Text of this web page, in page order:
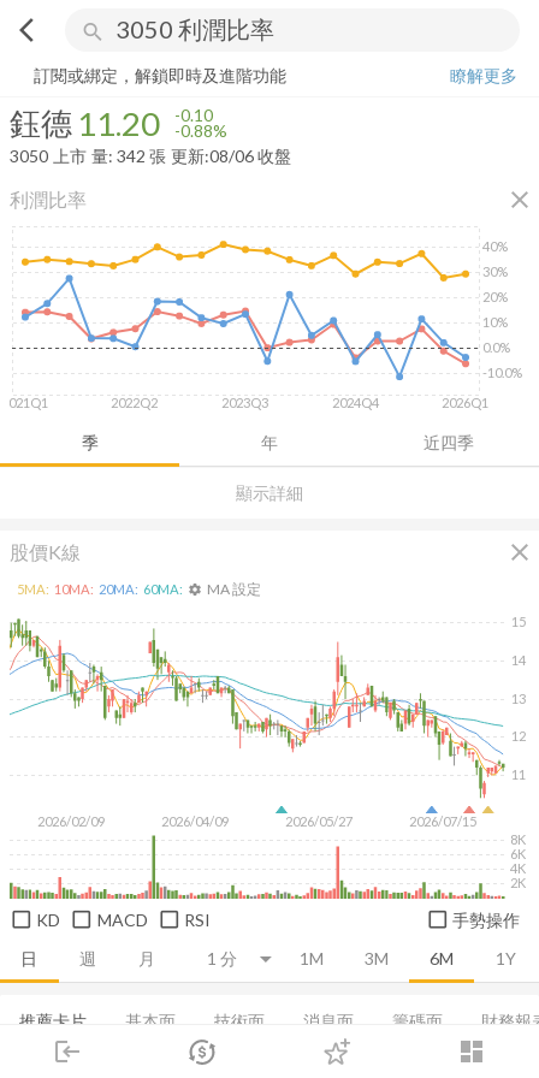
arrow_back_ios search
login dashboard
市場 登入
鈺德 11.20-0.88%
訂閱或綁定，解鎖即時及進階功能
瞭解更多
鈺德 11.20 -0.10
-0.88%
3050 上市 量: 342 張 更新:08/06 收盤
利潤比率 close
顯示詳細
季 年 近四季
2021Q1 2022Q2 2023Q3 2024Q4 2026Q1
-10.0%
0.0%
10%
20%
30%
40%
股價K線 close
日 週 月 1M 3M 6M 1Y
2026/02/09 2026/04/09 2026/05/27 2026/07/15
11
12
13
14
15
2K
4K
6K
8K
5MA: 10MA: 20MA: 60MA: settings MA 設定
KD MACD RSI 手勢操作
推薦卡片 基本面 技術面 消息面 籌碼面 財務報
當日主力券商 董監持股